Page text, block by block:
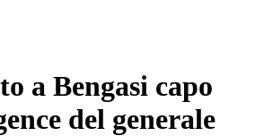
a Bengasi capo
del generale